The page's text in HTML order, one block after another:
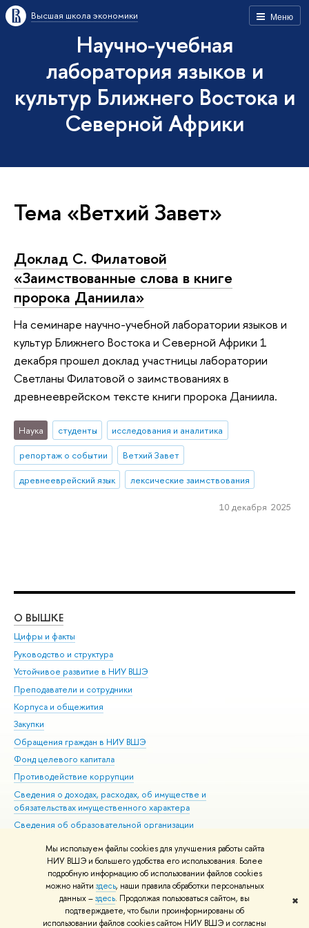
Мы используем файлы cookies для улучшения работы сайта
НИУ ВШЭ и большего удобства его использования. Более
подробную информацию об использовании файлов cookies
можно найти здесь, наши правила обработки персональных
данных –здесь. Продолжая пользоваться сайтом, вы
подтверждаете, что были проинформированы об
использовании файлов cookies сайтом НИУ ВШЭ и согласны
✖
Меню
Высшая школа экономики
Научно-учебная
лаборатория языков и
культур Ближнего Востока и
Северной Африки
Тема «Ветхий Завет»
Доклад С. Филатовой
«Заимствованные слова в книге
пророка Даниила»
На семинаре научно-учебной лаборатории языков и
культур Ближнего Востока и Северной Африки 1
декабря прошел доклад участницы лаборатории
Светланы Филатовой о заимствованиях в
древнееврейском тексте книги пророка Даниила.
Наука студенты
исследования и аналитика
репортаж о событии
Ветхий Завет
древнееврейский язык
лексические заимствования
10 декабря 2025
О ВЫШКЕ
Цифры и факты
Руководство и структура
Устойчивое развитие в НИУ ВШЭ
Преподаватели и сотрудники
Корпуса и общежития
Закупки
Обращения граждан в НИУ ВШЭ
Фонд целевого капитала
Противодействие коррупции
Сведения о доходах, расходах, об имуществе и
обязательствах имущественного характера
Сведения об образовательной организации
Людям с ограниченными возможностями здоровья
Единая платежная страница
Работа в Вышке
© НИУ ВШЭ 1993–2026 Адреса и контакты Условия использования